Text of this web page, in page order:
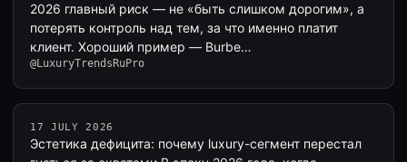
2026 главный риск — не «быть слишком дорогим», а
потерять контроль над тем, за что именно платит
клиент. Хороший пример — Burbe…
@LuxuryTrendsRuPro
17 JULY 2026
Эстетика дефицита: почему luxury-сегмент перестал